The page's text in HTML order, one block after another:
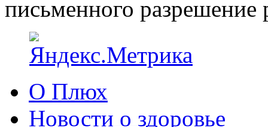
письменного разрешение
О Плюх
Новости о здоровье